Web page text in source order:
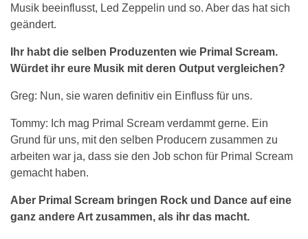
Musik beeinflusst, Led Zeppelin und so. Aber das hat sich
geändert.
Ihr habt die selben Produzenten wie Primal Scream.
Würdet ihr eure Musik mit deren Output vergleichen?
Greg: Nun, sie waren definitiv ein Einfluss für uns.
Tommy: Ich mag Primal Scream verdammt gerne. Ein
Grund für uns, mit den selben Producern zusammen zu
arbeiten war ja, dass sie den Job schon für Primal Scream
gemacht haben.
Aber Primal Scream bringen Rock und Dance auf eine
ganz andere Art zusammen, als ihr das macht.